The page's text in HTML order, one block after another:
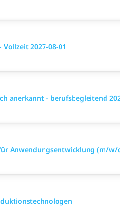
2027-08-01
anerkannt - berufsbegleitend
Anwendungsentwicklung (m/w/